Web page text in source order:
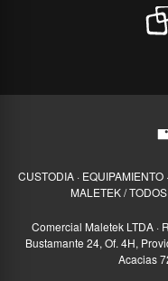
CUSTODIA ·
MALETEK /
Comercial Maletek LTDA ·
Bustamante 24, Of. 4H,
Acacias